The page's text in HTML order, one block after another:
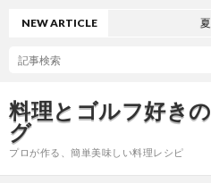
料理とゴルフ好き
グ
プロが作る、簡単美味しい料理レシピ
NEW ARTICLE 夏